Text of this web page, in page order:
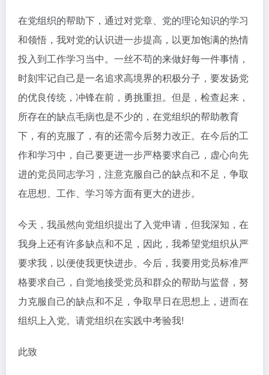
在党组织的帮助下，通过对党章、党的理论知识的学习
和领悟，我对党的认识进一步提高，以更加饱满的热情
投入到工作学习当中。一丝不苟的来做好每一件事情，
时刻牢记自己是一名追求高境界的积极分子，要发扬党
的优良传统，冲锋在前，勇挑重担。但是，检查起来，
所存在的缺点毛病也是不少的，在党组织的帮助教育
下，有的克服了，有的还需今后努力改正。在今后的工
作和学习中，自己要更进一步严格要求自己，虚心向先
进的党员同志学习，注意克服自己的缺点和不足，争取
在思想、工作、学习等方面有更大的进步。
今天，我虽然向党组织提出了入党申请，但我深知，在
我身上还有许多缺点和不足，因此，我希望党组织从严
要求我，以便使我更快进步。今后，我要用党员标准严
格要求自己，自觉地接受党员和群众的帮助与监督，努
力克服自己的缺点和不足，争取早日在思想上，进而在
组织上入党。请党组织在实践中考验我!
此致